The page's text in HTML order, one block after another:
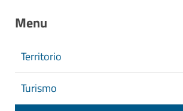
Menu
Territorio
Turismo